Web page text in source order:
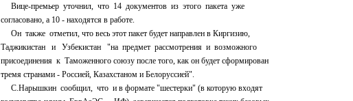
Вице-премьер уточнил, что 14 документов из этого пакета уже
согласовано, а 10 - находятся в работе.
Он также отметил, что весь этот пакет будет направлен в Киргизию,
Таджикистан и Узбекистан "на предмет рассмотрения и возможного
присоединения к Таможенного союзу после того, как он будет сформирован
тремя странами - Россией, Казахстаном и Белоруссией".
С.Нарышкин сообщил, что и в формате "шестерки" (в которую входят